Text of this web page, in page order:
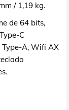
/ 1,19 kg.
de 64 bits,
C
Type-A, Wifi AX